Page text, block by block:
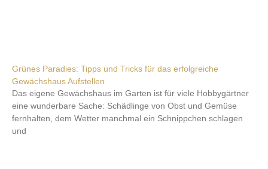
Grünes Paradies: Tipps und Tricks für das erfolgreiche
Gewächshaus Aufstellen
Das eigene Gewächshaus im Garten ist für viele Hobbygärtner
eine wunderbare Sache: Schädlinge von Obst und Gemüse
fernhalten, dem Wetter manchmal ein Schnippchen schlagen
und